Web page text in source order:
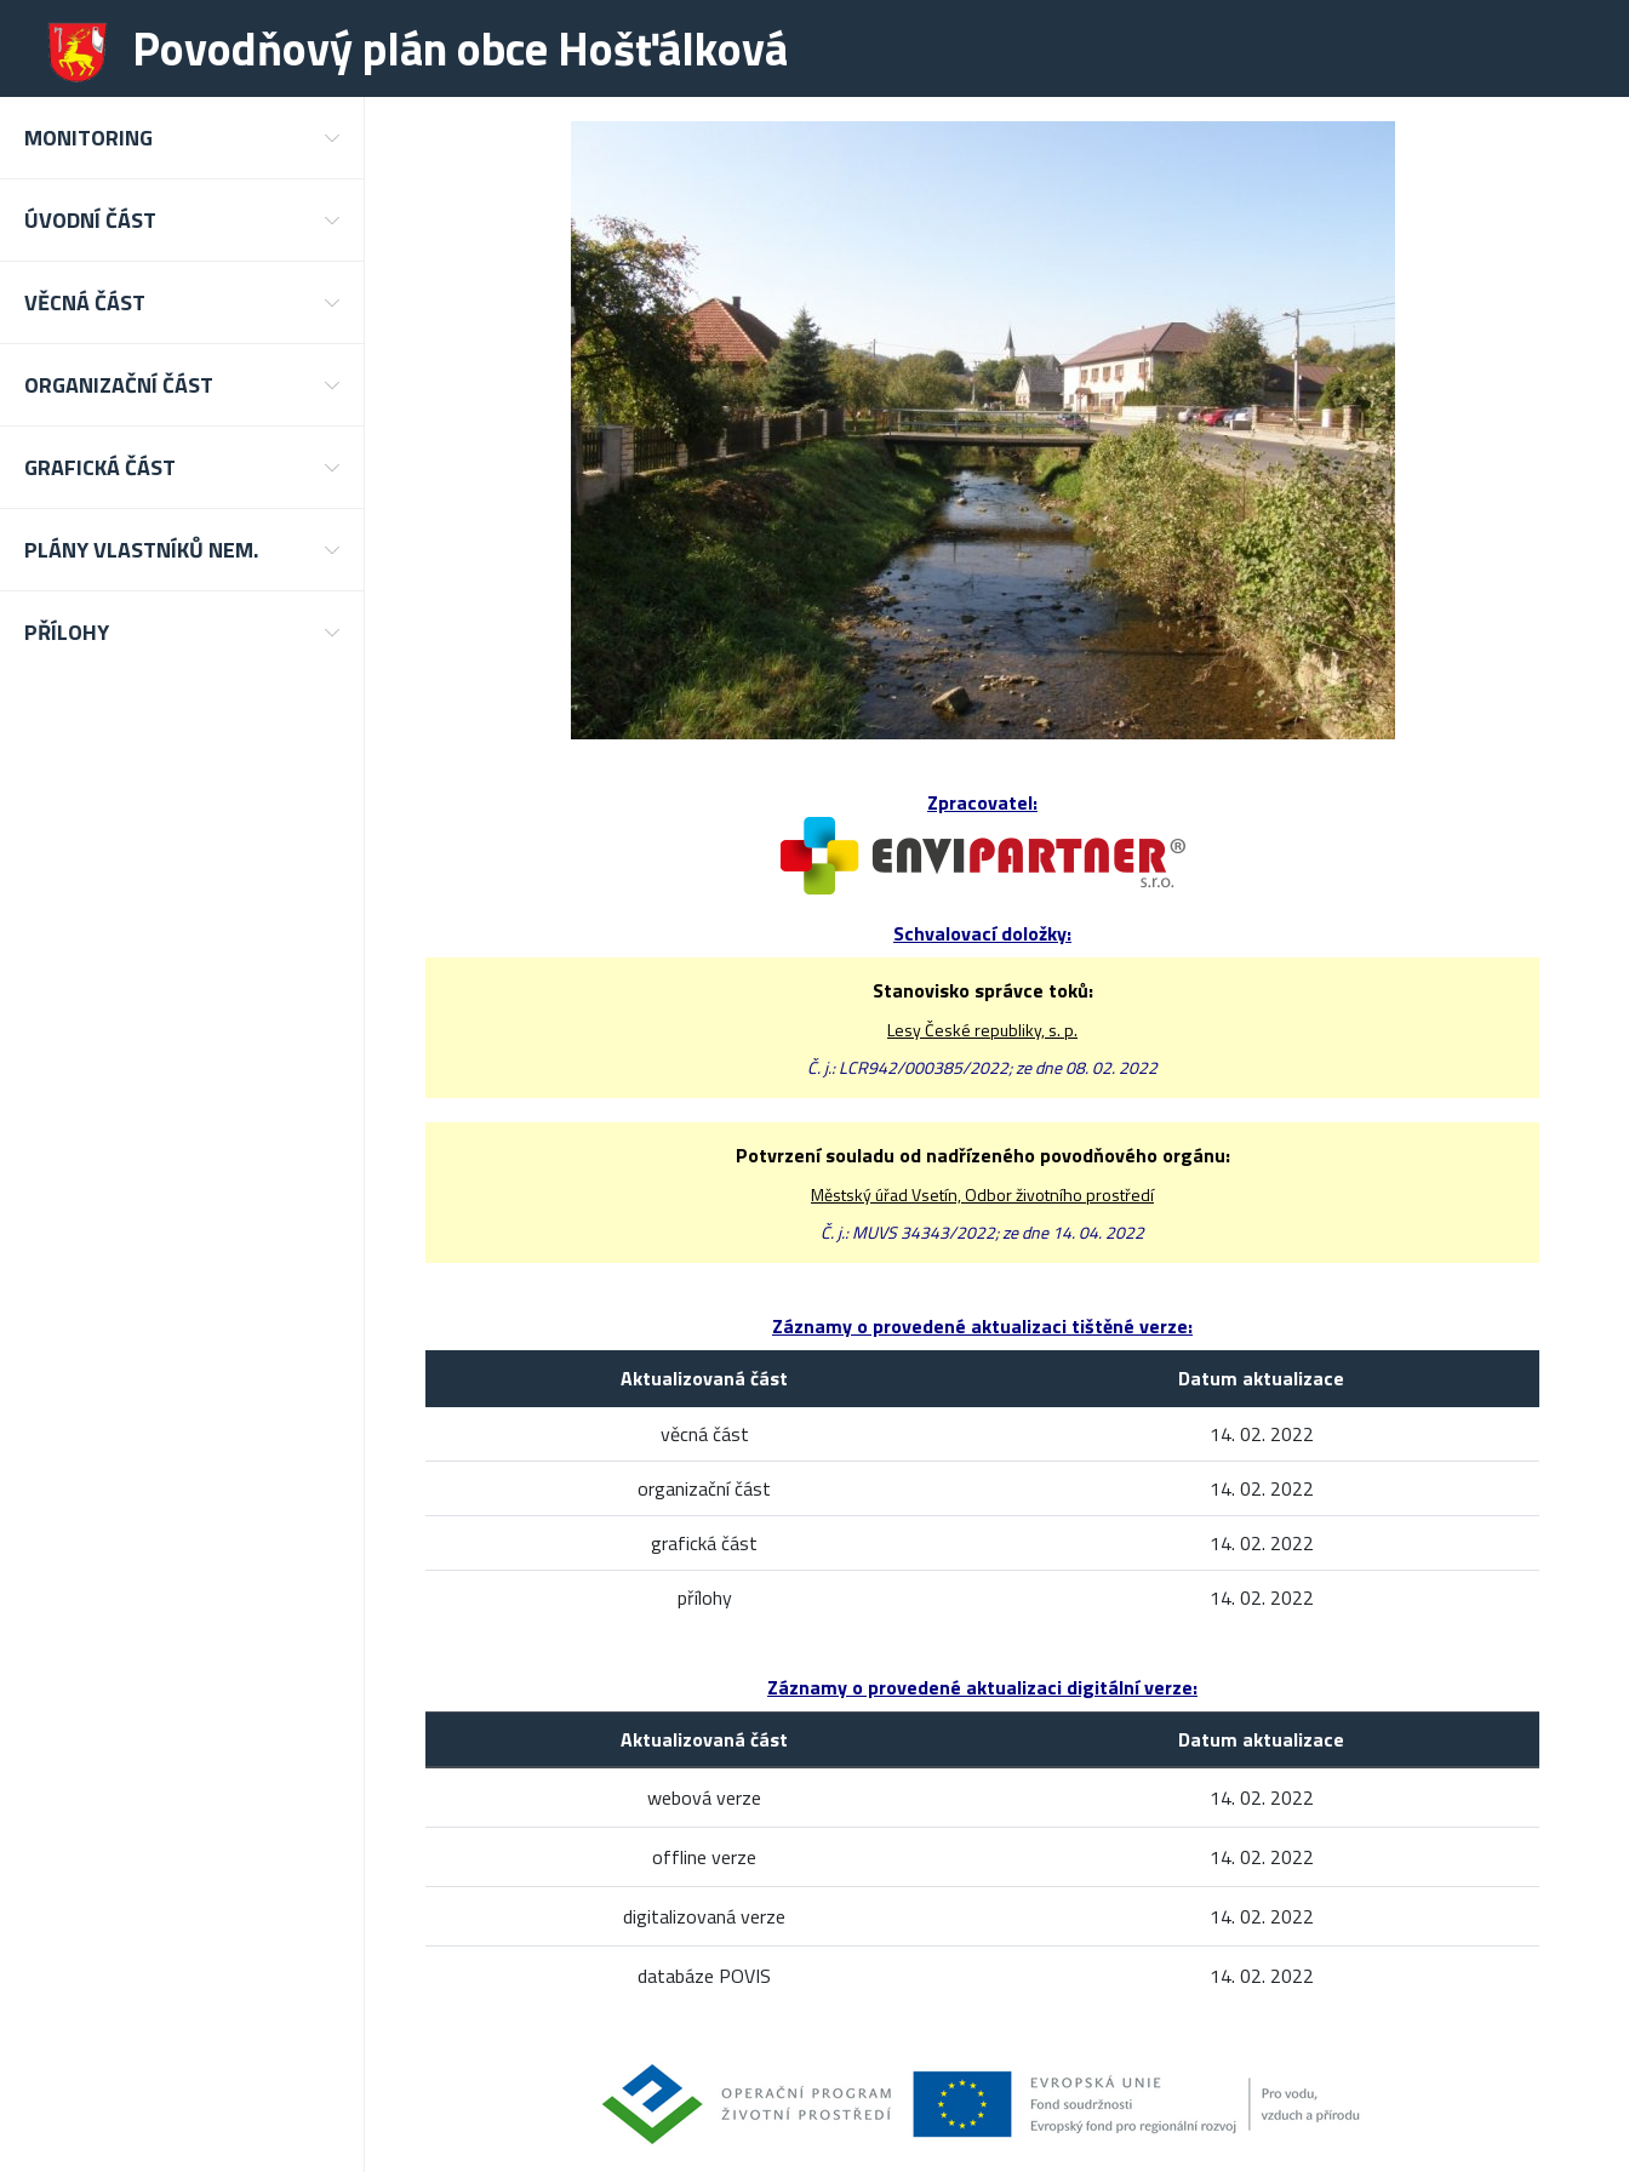
Povodňový plán obce Hošťálková
MONITORING
ÚVODNÍ ČÁST
VĚCNÁ ČÁST
ORGANIZAČNÍ ČÁST
GRAFICKÁ ČÁST
PLÁNY VLASTNÍKŮ NEM.
PŘÍLOHY
Zpracovatel:
Schvalovací doložky:
Stanovisko správce toků:
Lesy České republiky, s. p.
Č. j.: LCR942/000385/2022; ze dne 08. 02. 2022
Potvrzení souladu od nadřízeného povodňového orgánu:
Městský úřad Vsetín, Odbor životního prostředí
Č. j.: MUVS 34343/2022; ze dne 14. 04. 2022
Záznamy o provedené aktualizaci tištěné verze:
Aktualizovaná část
Datum aktualizace
věcná část
14. 02. 2022
organizační část
14. 02. 2022
grafická část
14. 02. 2022
přílohy
14. 02. 2022
Záznamy o provedené aktualizaci digitální verze:
Aktualizovaná část
Datum aktualizace
webová verze
14. 02. 2022
offline verze 14. 02. 2022
digitalizovaná verze 14. 02. 2022
databáze POVIS 14. 02. 2022